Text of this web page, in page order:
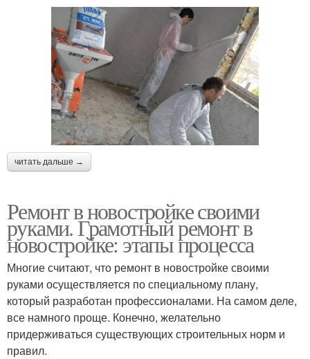
читать дальше →
Ремонт в новостройке своими
руками. Грамотный ремонт в
новостройке: этапы процесса
Многие считают, что ремонт в новостройке своими
руками осуществляется по специальному плану,
который разработан профессионалами. На самом деле,
все намного проще. Конечно, желательно
придерживаться существующих строительных норм и
правил.